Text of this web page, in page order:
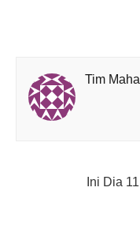
Tim
Ini Dia